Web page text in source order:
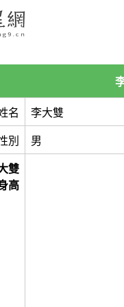
名 李大雙
別 男
雙
高